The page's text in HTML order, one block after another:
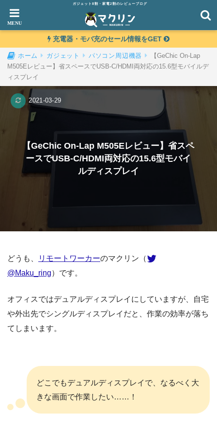
ガジェット8割・家電2割のレビューブログ
充電器・モバ充のセール情報をGET
ホーム ガジェット パソコン周辺機器
【GeChic On-Lap
M505Eレビュー】省スペースでUSB-C/HDMI両対応の15.6型モバイルデ
ィスプレイ
【GeChic On-Lap M505Eレビュー】省スペ
ースでUSB-C/HDMI両対応の15.6型モバイ
ルディスプレイ
2021-03-29
どうも、 リモートワーカーのマクリン（
@Maku_ring）です。
オフィスではデュアルディスプレイにしていますが、自宅
や外出先でシングルディスプレイだと、作業の効率が落ち
てしまいます。
どこでもデュアルディスプレイで、なるべく大
きな画面で作業したい……！